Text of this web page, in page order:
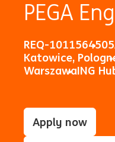
PEGA
REQ-10115645
Katowice,
WarszawaING
Apply now